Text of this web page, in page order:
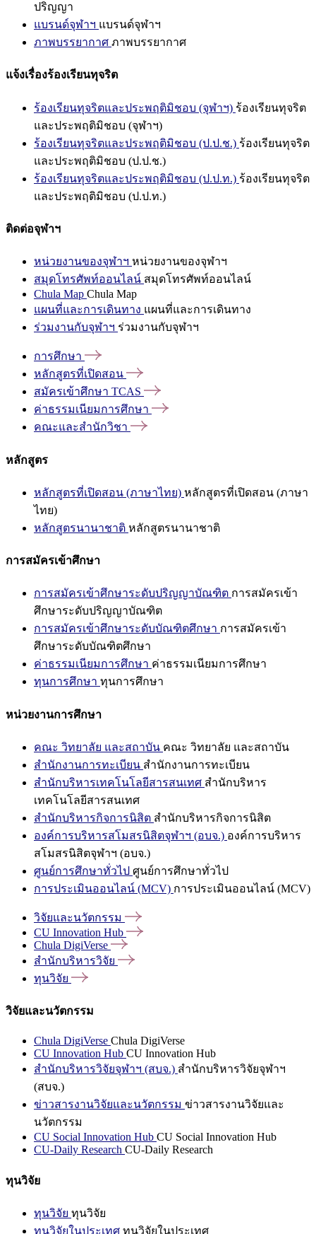
ปริญญา
แบรนด์จุฬาฯ แบรนด์จุฬาฯ
ภาพบรรยากาศ ภาพบรรยากาศ
แจ้งเรื่องร้องเรียนทุจริต
ร้องเรียนทุจริตและประพฤติมิชอบ (จุฬาฯ) ร้องเรียนทุจริต
และประพฤติมิชอบ (จุฬาฯ)
ร้องเรียนทุจริตและประพฤติมิชอบ (ป.ป.ช.) ร้องเรียนทุจริต
และประพฤติมิชอบ (ป.ป.ช.)
ร้องเรียนทุจริตและประพฤติมิชอบ (ป.ป.ท.) ร้องเรียนทุจริต
และประพฤติมิชอบ (ป.ป.ท.)
ติดต่อจุฬาฯ
หน่วยงานของจุฬาฯ หน่วยงานของจุฬาฯ
สมุดโทรศัพท์ออนไลน์ สมุดโทรศัพท์ออนไลน์
Chula Map Chula Map
แผนที่และการเดินทาง แผนที่และการเดินทาง
ร่วมงานกับจุฬาฯ ร่วมงานกับจุฬาฯ
การศึกษา
หลักสูตรที่เปิดสอน
สมัครเข้าศึกษา TCAS
ค่าธรรมเนียมการศึกษา
คณะและสำนักวิชา
หลักสูตร
หลักสูตรที่เปิดสอน (ภาษาไทย) หลักสูตรที่เปิดสอน (ภาษา
ไทย)
หลักสูตรนานาชาติ หลักสูตรนานาชาติ
การสมัครเข้าศึกษา
การสมัครเข้าศึกษาระดับปริญญาบัณฑิต การสมัครเข้า
ศึกษาระดับปริญญาบัณฑิต
การสมัครเข้าศึกษาระดับบัณฑิตศึกษา การสมัครเข้า
ศึกษาระดับบัณฑิตศึกษา
ค่าธรรมเนียมการศึกษา ค่าธรรมเนียมการศึกษา
ทุนการศึกษา ทุนการศึกษา
หน่วยงานการศึกษา
คณะ วิทยาลัย และสถาบัน คณะ วิทยาลัย และสถาบัน
สำนักงานการทะเบียน สำนักงานการทะเบียน
สำนักบริหารเทคโนโลยีสารสนเทศ สำนักบริหาร
เทคโนโลยีสารสนเทศ
สำนักบริหารกิจการนิสิต สำนักบริหารกิจการนิสิต
องค์การบริหารสโมสรนิสิตจุฬาฯ (อบจ.) องค์การบริหาร
สโมสรนิสิตจุฬาฯ (อบจ.)
ศูนย์การศึกษาทั่วไป ศูนย์การศึกษาทั่วไป
การประเมินออนไลน์ (MCV) การประเมินออนไลน์ (MCV)
วิจัยและนวัตกรรม
CU Innovation Hub
Chula DigiVerse
สำนักบริหารวิจัย
ทุนวิจัย
วิจัยและนวัตกรรม
Chula DigiVerse Chula DigiVerse
CU Innovation Hub CU Innovation Hub
สำนักบริหารวิจัยจุฬาฯ (สบจ.) สำนักบริหารวิจัยจุฬาฯ
(สบจ.)
ข่าวสารงานวิจัยและนวัตกรรม ข่าวสารงานวิจัยและ
นวัตกรรม
CU Social Innovation Hub CU Social Innovation Hub
CU-Daily Research CU-Daily Research
ทุนวิจัย
ทุนวิจัย ทุนวิจัย
ทุนวิจัยในประเทศ ทุนวิจัยในประเทศ